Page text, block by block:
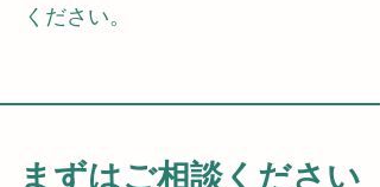
ください。
​まずはご相談ください